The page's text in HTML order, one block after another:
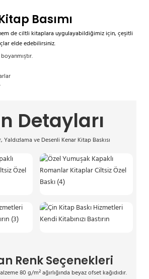
Basımı
de ciltli kitaplara uygulayabildiğimiz için, çeşitli
elde edebilirsiniz.
Detayları
Yaldızlama ve Desenli Kenar Kitap Baskısı
Renk Seçenekleri
80 g/m² ağırlığında beyaz ofset kağıdıdır.